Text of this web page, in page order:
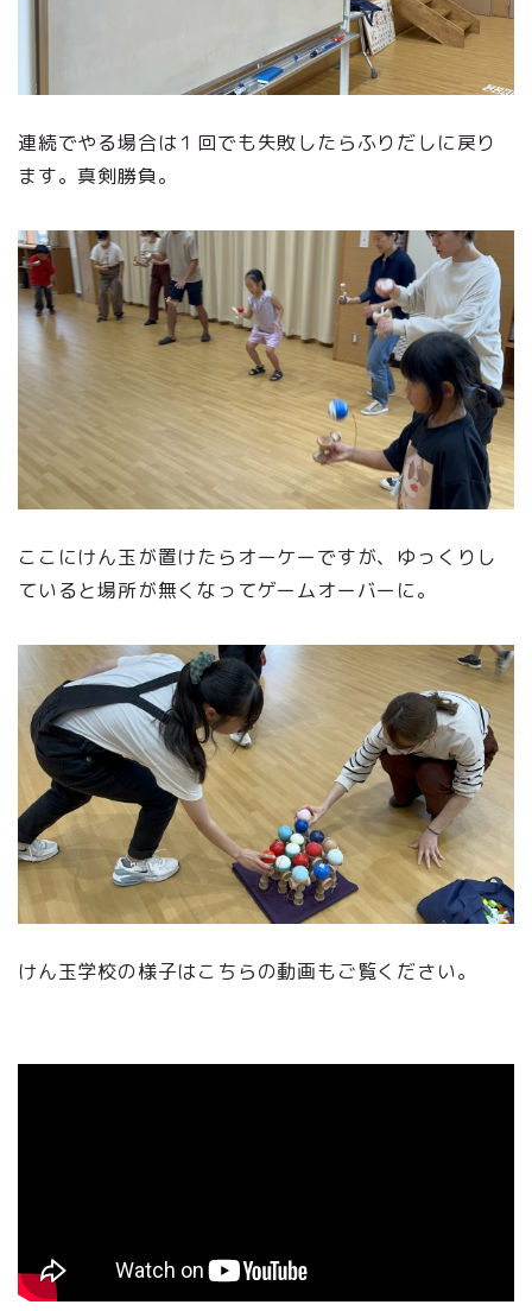
連続でやる場合は１回でも失敗したらふりだしに戻り
ます。真剣勝負。
ここにけん玉が置けたらオーケーですが、ゆっくりし
ていると場所が無くなってゲームオーバーに。
けん玉学校の様子はこちらの動画もご覧ください。